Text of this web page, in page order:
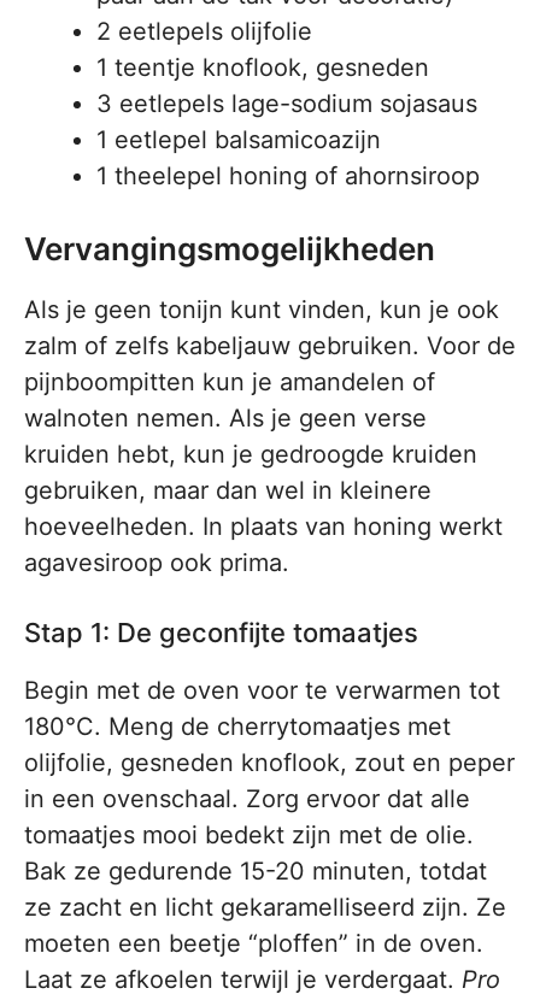
2 eetlepels olijfolie
1 teentje knoflook, gesneden
3 eetlepels lage-sodium sojasaus
1 eetlepel balsamicoazijn
1 theelepel honing of ahornsiroop
Vervangingsmogelijkheden
Als je geen tonijn kunt vinden, kun je ook
zalm of zelfs kabeljauw gebruiken. Voor de
pijnboompitten kun je amandelen of
walnoten nemen. Als je geen verse
kruiden hebt, kun je gedroogde kruiden
gebruiken, maar dan wel in kleinere
hoeveelheden. In plaats van honing werkt
agavesiroop ook prima.
Stap 1: De geconfijte tomaatjes
Begin met de oven voor te verwarmen tot
180°C. Meng de cherrytomaatjes met
olijfolie, gesneden knoflook, zout en peper
in een ovenschaal. Zorg ervoor dat alle
tomaatjes mooi bedekt zijn met de olie.
Bak ze gedurende 15-20 minuten, totdat
ze zacht en licht gekaramelliseerd zijn. Ze
moeten een beetje “ploffen” in de oven.
Laat ze afkoelen terwijl je verdergaat. Pro